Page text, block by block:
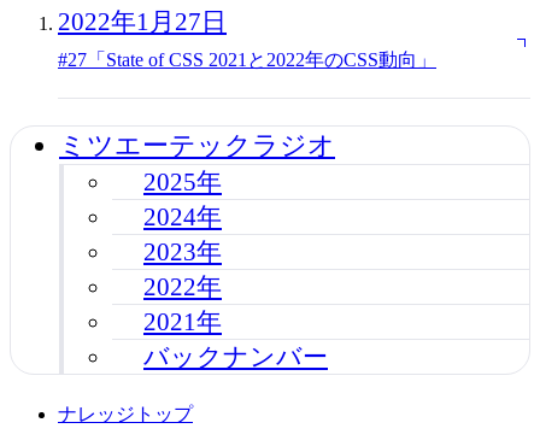
2022年1月27日
#27「State of CSS 2021と2022年のCSS動向」
ミツエーテックラジオ
2025年
2024年
2023年
2022年
2021年
バックナンバー
ナレッジトップ